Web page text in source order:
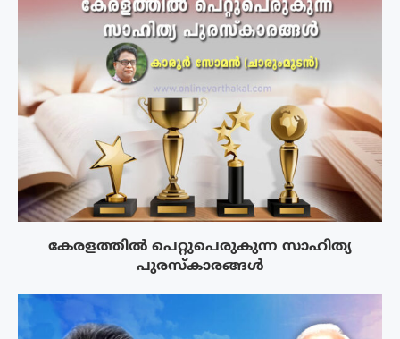
കേരളത്തിൽ പെറ്റുപെരുകുന്ന സാഹിത്യ
പുരസ്‌കാരങ്ങൾ